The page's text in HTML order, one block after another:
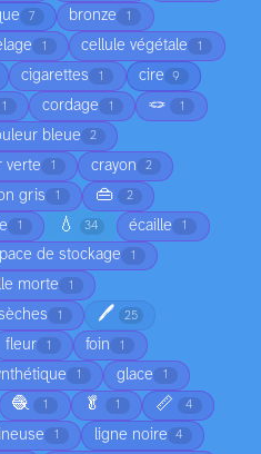
7 bronze 1
1 cellule végétale 1
cigarettes 1 cire 9
1 cordage 1 🪢 1
bleue 2
verte 1 crayon 2
gris 1 👜 2
1 💧 34 écaille 1
de stockage 1
morte 1
1 🖊️ 25
fleur 1 foin 1
1 glace 1
🧶 1 🥬 1 📏 4
1 ligne noire 4